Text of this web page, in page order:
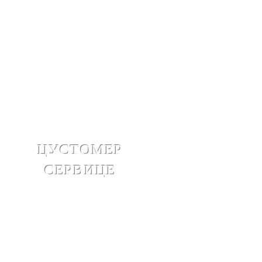
ЦУСТОМЕР
СЕРВИЦЕ